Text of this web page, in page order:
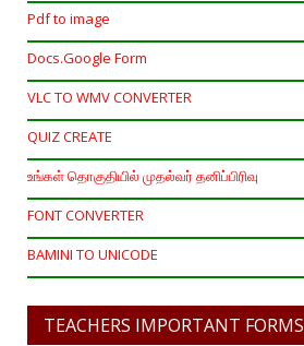
Pdf to image
Docs.Google Form
VLC TO WMV CONVERTER
QUIZ CREATE
உங்கள் தொகுதியில் முதல்வர் தனிப்பிரிவு
FONT CONVERTER
BAMINI TO UNICODE
TEACHERS IMPORTANT FORMS